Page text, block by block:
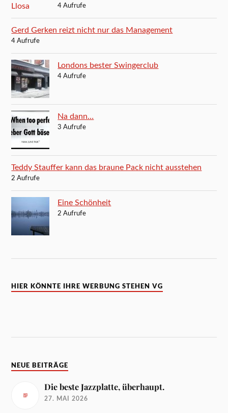
4 Aufrufe
Gerd Gerken reizt nicht nur das Management
4 Aufrufe
Londons bester Swingerclub
4 Aufrufe
Na dann…
3 Aufrufe
Teddy Stauffer kann das braune Pack nicht ausstehen
2 Aufrufe
Eine Schönheit
2 Aufrufe
HIER KÖNNTE IHRE WERBUNG STEHEN VG
NEUE BEITRÄGE
Die beste Jazzplatte, überhaupt.
27. MAI 2026